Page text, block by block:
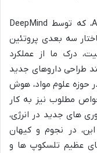
به عنوان مثال، ابزارهایی مانند AlphaFold، که توسط DeepMind
سه بعدی پروتئین
درک ما از عملکرد
طراحی داروهای جدید
حوزه علوم مواد، هوش
مطلوب نیز به کار
های جدید در انرژی،
در نجوم و کیهان
عظیم تلسکوپ ها و